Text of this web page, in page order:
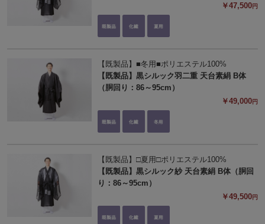
￥47,500円
【既製品】■冬用■ポリエステル100%
【既製品】黒シルック羽二重 天台素絹 B体
（胴回り：86～95cm）
￥49,000円
【既製品】□夏用□ポリエステル100%
【既製品】黒シルック紗 天台素絹 B体（胴回
り：86～95cm）
￥49,500円